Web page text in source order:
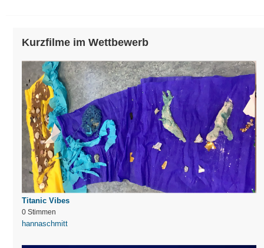
Kurzfilme im Wettbewerb
Titanic Vibes
0 Stimmen
hannaschmitt